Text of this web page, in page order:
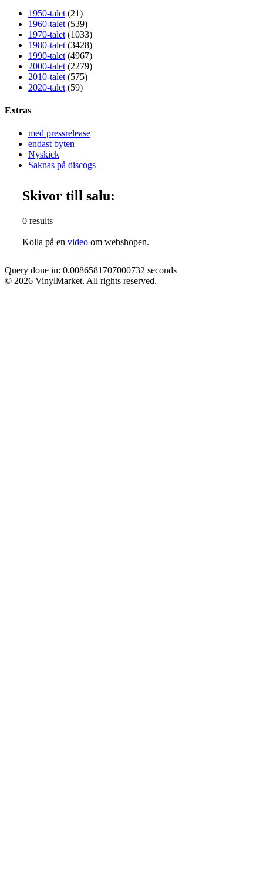
1950-talet (21)
1960-talet (539)
1970-talet (1033)
1980-talet (3428)
1990-talet (4967)
2000-talet (2279)
2010-talet (575)
2020-talet (59)
Extras
med pressrelease
endast byten
Nyskick
Saknas på discogs
Skivor till salu:
0 results
Kolla på en video om webshopen.
Query done in: 0.0086581707000732 seconds
© 2026 VinylMarket. All rights reserved.